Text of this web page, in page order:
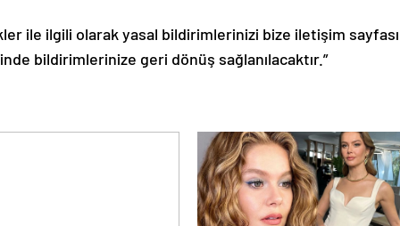
ile ilgili olarak yasal bildirimlerinizi bize iletişim sayfası
bildirimlerinize geri dönüş sağlanılacaktır.”